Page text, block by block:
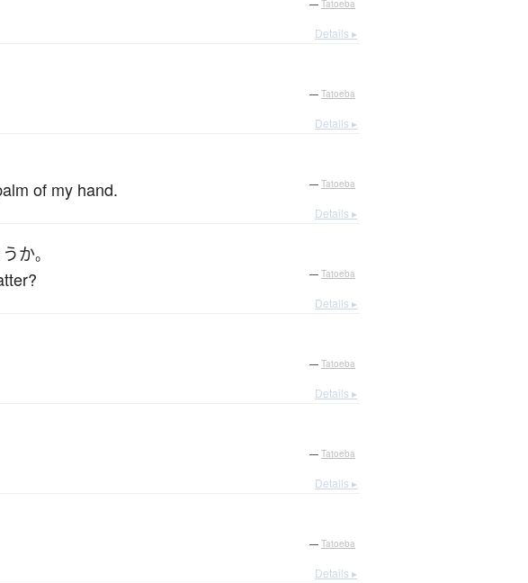
— Tatoeba
Details ▸
— Tatoeba
Details ▸
of my hand. — Tatoeba
Details ▸
か。
— Tatoeba
Details ▸
— Tatoeba
Details ▸
— Tatoeba
Details ▸
— Tatoeba
Details ▸